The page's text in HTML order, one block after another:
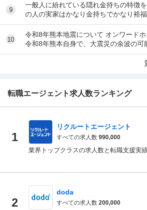
9
一般人に紛れている隠れ金持ちの特徴
の人の実家はかなり金持ちでかなり裕福
だな」とわかる特徴を教えてください
10
令和8年熊本地震について オンワードホ
令和8年熊本自身で、大震災の余波の可
員に売上金の確保（金庫への預け入れ
転職エージェント求人数ランキング
1
リクルートエージェント
すべての求人数 990,000
業界トップクラスの求人数と転職支援実績
2
doda
すべての求人数 200,000